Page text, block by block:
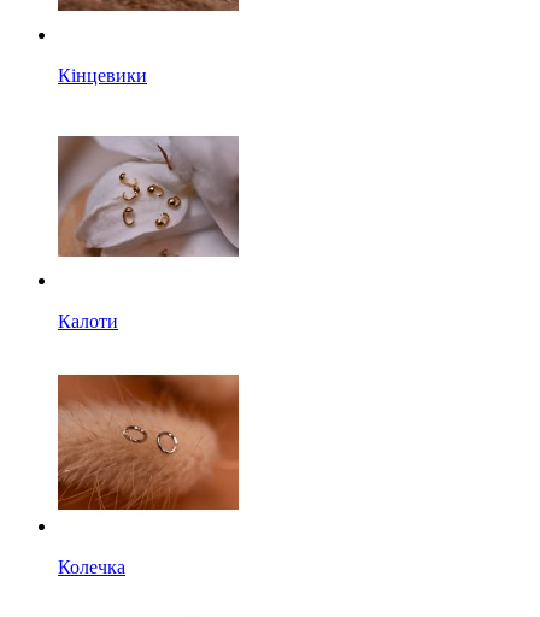
Кінцевики
Калоти
Колечка